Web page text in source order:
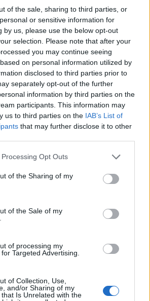
of the sale, sharing to third parties, or
or sensitive information for
by us, please use the below opt-out
selection. Please note that after your
you may continue seeing
on personal information utilized by
disclosed to third parties prior to
separately opt-out of the further
information by third parties on the
participants. This information may
us to third parties on the IAB’s List of
that may further disclose it to other
website/app uses one or more Google
or usage behaviour. You may click to
to Google and its third-party tags to
specified purposes in below Google
Opt Outs
of the Sharing of my
of the Sale of my
of processing my
Targeted Advertising.
of Collection, Use,
and/or Sharing of my
Is Unrelated with the
- 21. Titanic
Filmfesztivál
be kell lépned!